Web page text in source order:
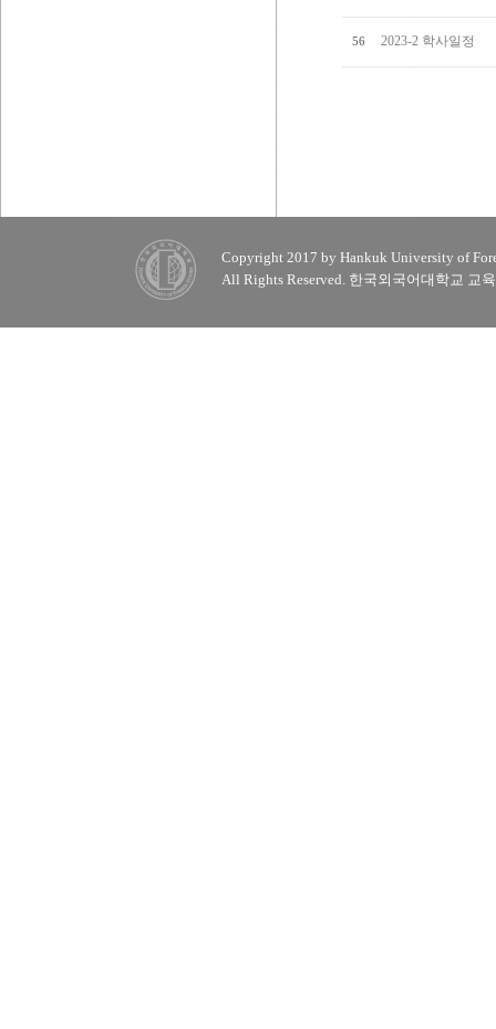
56 2023-2 학사일정
Copyright 2017 by Hankuk University of
All Rights Reserved. 한국외국어대학교 교